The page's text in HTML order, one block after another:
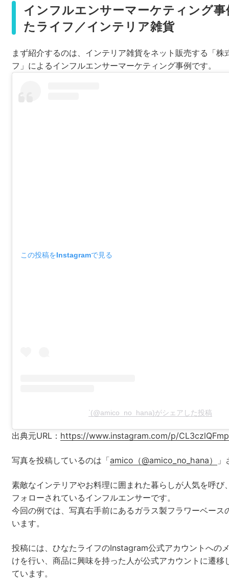
インフルエンサーマーケティング
たライフ／インテリア雑貨
まず紹介するのは、インテリア雑貨をネット販売する「株
フ」によるインフルエンサーマーケティング事例です。
この投稿をInstagramで見る
ᐝ(@amico_no_hana)がシェアした投稿
出典元URL： https://www.instagram.com/p/
写真を投稿しているのは「amico（@amico_no_hana）
素敵なインテリアやお料理に囲まれた暮らしが人気を呼び
フォローされているインフルエンサーです。
今回の例では、写真右手前にあるガラス製フラワーベース
います。
投稿には、ひなたライフのInstagram公式アカウントへの
けを行い、商品に興味を持った人が公式アカウントに遷移
ています。